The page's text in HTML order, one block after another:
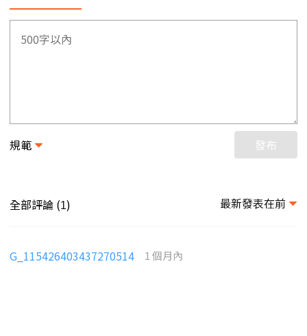
規範 發布
全部評論 (1) 最新發表在前
G_115426403437270514 1 個月內